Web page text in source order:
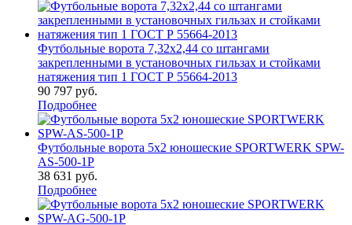
Футбольные ворота 7,32х2,44 со штангами
закрепленными в установочных гильзах и стойками
натяжения тип 1 ГОСТ Р 55664-2013
90 797 руб.
Подробнее
Футбольные ворота 5х2 юношеские SPORTWERK SPW-
AS-500-1P
38 631 руб.
Подробнее